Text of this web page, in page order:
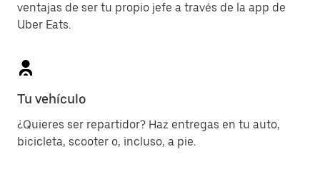
ventajas de ser tu propio jefe a través de la app de
Uber Eats.
Tu vehículo
¿Quieres ser repartidor? Haz entregas en tu auto,
bicicleta, scooter o, incluso, a pie.